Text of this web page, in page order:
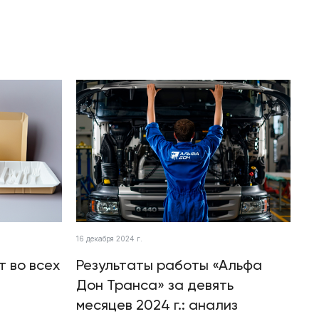
во всех
16 декабря 2024 г.
Результаты работы «Альфа
Дон Транса» за девять
месяцев 2024 г.: анализ